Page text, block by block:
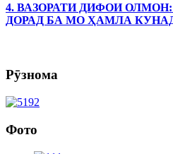
4. ВАЗОРАТИ ДИФОИ
ДОРАД БА МО ҲАМЛА
Рӯзнома
Фото